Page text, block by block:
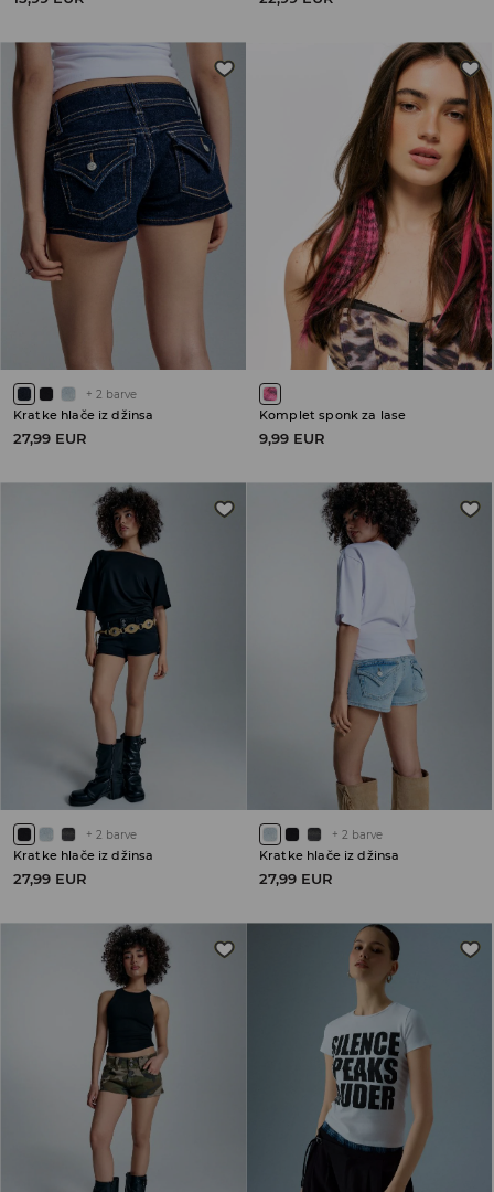
+ 2 barve
Kratke hlače iz džinsa
27,99 EUR
Komplet sponk za lase
9,99 EUR
+ 2 barve
Kratke hlače iz džinsa
27,99 EUR
+ 2 barve
Kratke hlače iz džinsa
27,99 EUR